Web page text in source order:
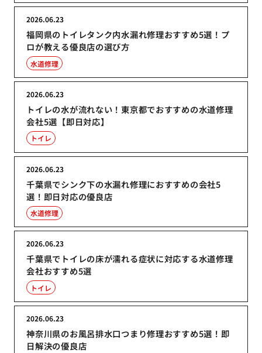
福岡県のトイレタンク内水漏れ修理おすすめ5選！プ
ロが教える優良店の選び方
2026.06.23
水道修理
トイレの水が流れない！東京都でおすすめの水道修理
会社5選【即日対応】
2026.06.23
トイレ
千葉県でシンク下の水漏れ修理におすすめの会社5
選！即日対応の優良店
2026.06.23
水道修理
千葉県でトイレの床が濡れる症状に対応する水道修理
会社おすすめ5選
2026.06.23
トイレ
神奈川県のお風呂排水口つまり修理おすすめ5選！即
日解決の優良店
2026.06.23